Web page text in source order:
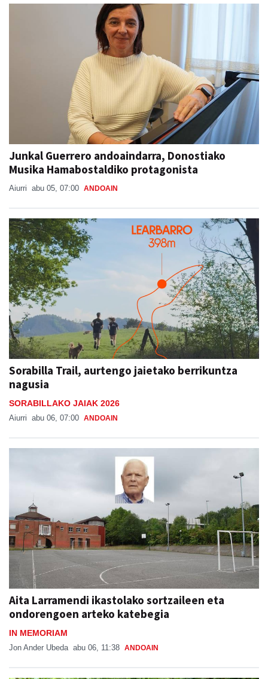
Junkal Guerrero andoaindarra, Donostiako
Musika Hamabostaldiko protagonista
Aiurri abu 05, 07:00 ANDOAIN
Sorabilla Trail, aurtengo jaietako berrikuntza
nagusia
SORABILLAKO JAIAK 2026
Aiurri abu 06, 07:00 ANDOAIN
Aita Larramendi ikastolako sortzaileen eta
ondorengoen arteko katebegia
IN MEMORIAM
Jon Ander Ubeda abu 06, 11:38 ANDOAIN